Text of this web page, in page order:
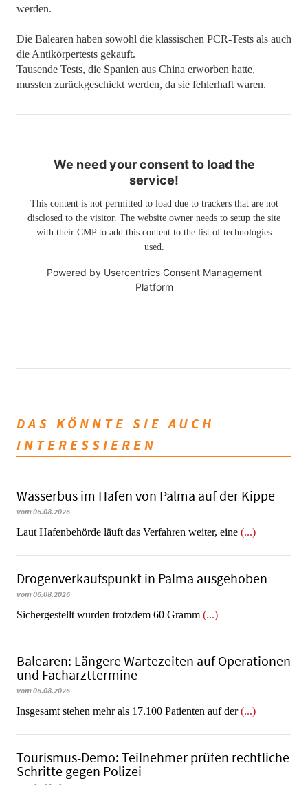
werden.
Die Balearen haben sowohl die klassischen PCR-Tests als auch
die Antikörpertests gekauft.
Tausende Tests, die Spanien aus China erworben hatte,
mussten zurückgeschickt werden, da sie fehlerhaft waren.
We need your consent to load the
service!
This content is not permitted to load due to trackers that are not
disclosed to the visitor. The website owner needs to setup the site
with their CMP to add this content to the list of technologies
used.
Powered by Usercentrics Consent Management
Platform
DAS KÖNNTE SIE AUCH
INTERESSIEREN
Wasserbus im Hafen von Palma auf der Kippe
vom 06.08.2026
Laut Hafenbehörde läuft das Verfahren weiter, eine (...)
Dro­gen­ver­kaufs­punkt in Palma ausgehoben
vom 06.08.2026
​​​​​​​Sichergestellt wurden trotzdem 60 Gramm (...)
Balearen: Längere Wartezeiten auf Operationen
und Facharzttermine
vom 06.08.2026
Insgesamt stehen mehr als 17.100 Patienten auf der(...)
Tourismus-Demo: Teilnehmer prüfen rechtliche
Schritte gegen Polizei